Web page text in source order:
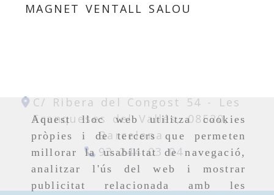
Aquest lloc web utilitza cookies
pròpies i de tercers que permeten
millorar la usabilitat de navegació,
analitzar l'ús del web i mostrar
publicitat relacionada amb les
MAGNET VENTALL SALOU
C/ Ribera del Congost 54 -
Les
Franqueses del Vallés,08520,
Barcelona
93 244 03 04